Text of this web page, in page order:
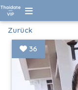
Zurück
36